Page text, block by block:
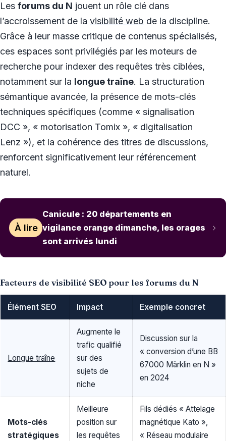
Les forums du N jouent un rôle clé dans
l’accroissement de la visibilité web de la discipline.
Grâce à leur masse critique de contenus spécialisés,
ces espaces sont privilégiés par les moteurs de
recherche pour indexer des requêtes très ciblées,
notamment sur la longue traîne. La structuration
sémantique avancée, la présence de mots-clés
techniques spécifiques (comme « signalisation
DCC », « motorisation Tomix », « digitalisation
Lenz »), et la cohérence des titres de discussions,
renforcent significativement leur référencement
naturel.
À lire
Canicule : 20 départements en
vigilance orange dimanche, les orages
sont arrivés lundi
Facteurs de visibilité SEO pour les forums du N
Élément SEO Impact Exemple concret
Longue traîne
Augmente le
trafic qualifié
sur des
sujets de
niche
Discussion sur la
« conversion d’une BB
67000 Märklin en N »
en 2024
Mots-clés
stratégiques
Meilleure
position sur
les requêtes
Fils dédiés « Attelage
magnétique Kato »,
« Réseau modulaire